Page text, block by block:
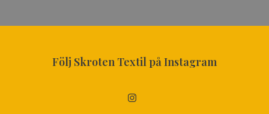
Följ Skroten Textil på Instagram